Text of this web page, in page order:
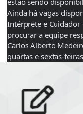
Ainda há vagas
Intérprete e Cuidador
procurar a equipe
Carlos Alberto
quartas e sextas-